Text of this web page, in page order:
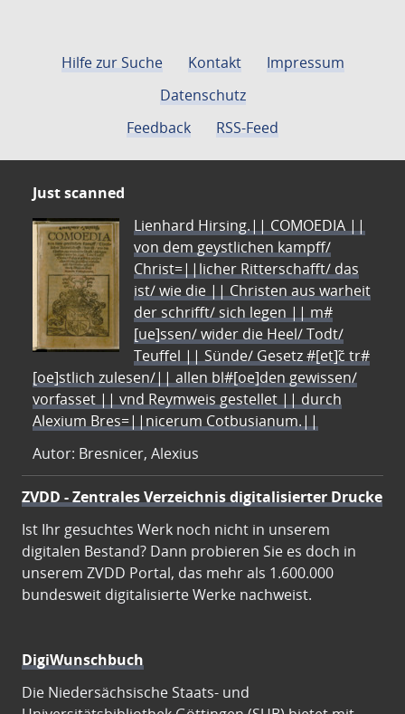
Hilfe zur Suche Kontakt
Impressum
Datenschutz
Feedback
RSS-Feed
Just scanned
Lienhard Hirsing.|| COMOEDIA ||
von dem geystlichen kampff/
Christ=||licher Ritterschafft/ das
ist/ wie die || Christen aus warheit
der schrifft/ sich legen || m#
[ue]ssen/ wider die Heel/ Todt/
Teuffel || Sünde/ Gesetz #[et]c̃ tr#
[oe]stlich zulesen/|| allen bl#[oe]den gewissen/
vorfasset || vnd Reymweis gestellet || durch
Alexium Bres=||nicerum Cotbusianum.||
Autor: Bresnicer, Alexius
ZVDD - Zentrales Verzeichnis digitalisierter Drucke
Ist Ihr gesuchtes Werk noch nicht in unserem
digitalen Bestand? Dann probieren Sie es doch in
unserem ZVDD Portal, das mehr als 1.600.000
bundesweit digitalisierte Werke nachweist.
DigiWunschbuch
Die Niedersächsische Staats- und